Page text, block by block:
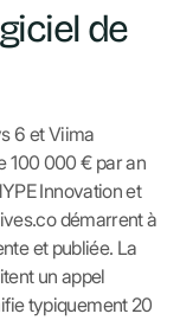
de
6 et Viima
100 000 € par an
Innovation et
démarrent à
et publiée. La
un appel
typiquement 20